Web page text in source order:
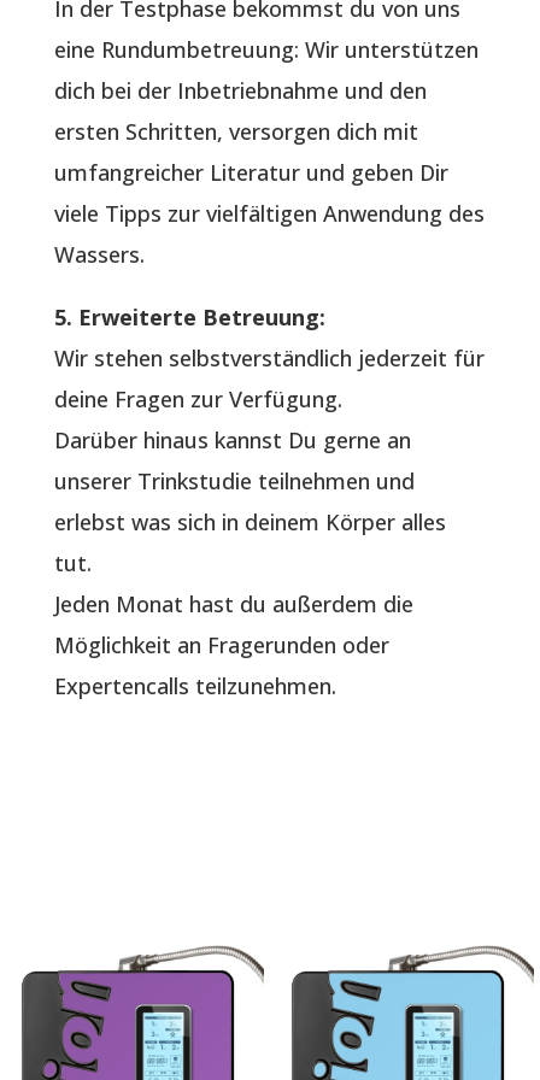
In der Testphase bekommst du von uns
eine Rundumbetreuung: Wir unterstützen
dich bei der Inbetriebnahme und den
ersten Schritten, versorgen dich mit
umfangreicher Literatur und geben Dir
viele Tipps zur vielfältigen Anwendung des
Wassers.
5. Erweiterte Betreuung:
Wir stehen selbstverständlich jederzeit für
deine Fragen zur Verfügung.
Darüber hinaus kannst Du gerne an
unserer Trinkstudie teilnehmen und
erlebst was sich in deinem Körper alles
tut.
Jeden Monat hast du außerdem die
Möglichkeit an Fragerunden oder
Expertencalls teilzunehmen.